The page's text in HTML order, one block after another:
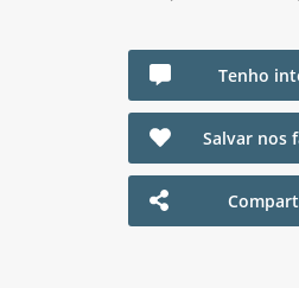
Tenho
Salvar nos